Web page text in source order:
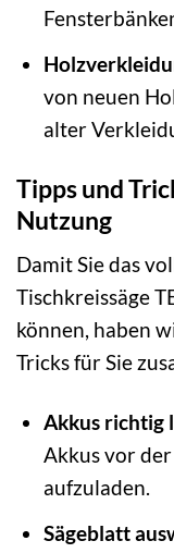
von neuen
alter
Tipps und
Nutzung
Damit Sie das
Tischkreissäge
können, haben
Tricks für Sie
Akkus richtig
Akkus vor
aufzuladen.
Sägeblatt